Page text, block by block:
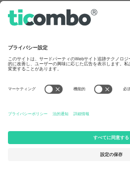
Bulgaria
Regus Sofia City West, bul
Bulgaria
Mexico
Av Chapultepec 360, Roma
Norte, Cuauhtémoc, 06700
Mexico
Platform provider legal entity might
event and/or domain.詳細は各イベント
© 2026